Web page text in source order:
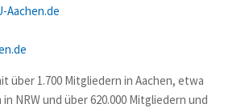
Aachen.de
über 1.700 Mitgliedern in Aachen, etwa
NRW und über 620.000 Mitgliedern und